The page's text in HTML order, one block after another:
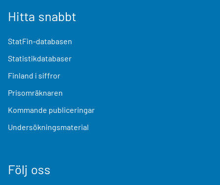
Hitta snabbt
StatFin-databasen
Statistikdatabaser
Finland i siffror
Prisomräknaren
Kommande publiceringar
Undersökningsmaterial
Följ oss